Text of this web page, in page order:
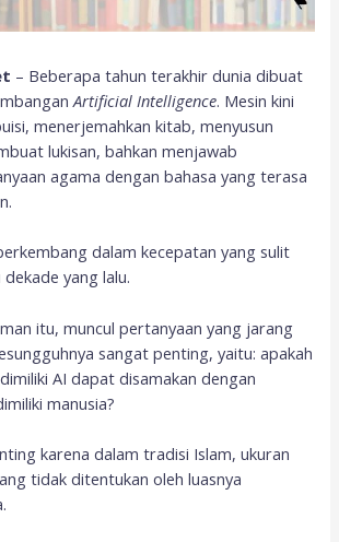
– Beberapa tahun terakhir dunia dibuat
Artificial Intelligence. Mesin kini
menerjemahkan kitab, menyusun
lukisan, bahkan menjawab
agama dengan bahasa yang terasa
dalam kecepatan yang sulit
yang lalu.
itu, muncul pertanyaan yang jarang
sangat penting, yaitu: apakah
AI dapat disamakan dengan
manusia?
karena dalam tradisi Islam, ukuran
tidak ditentukan oleh luasnya